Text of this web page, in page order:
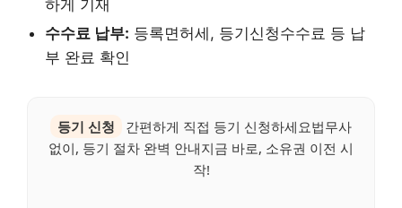
하게 기재
수수료 납부: 등록면허세, 등기신청수수료 등 납
부 완료 확인
등기 신청
간편하게 직접 등기 신청하세요법무사
없이, 등기 절차 완벽 안내지금 바로, 소유권 이전 시
작!